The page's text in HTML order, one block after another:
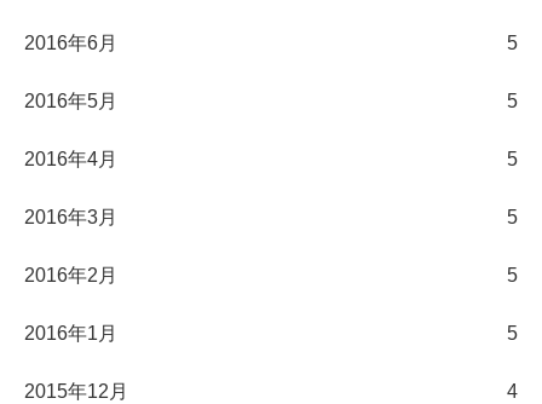
2016年6月 5
2016年5月 5
2016年4月 5
2016年3月 5
2016年2月 5
2016年1月 5
2015年12月 4